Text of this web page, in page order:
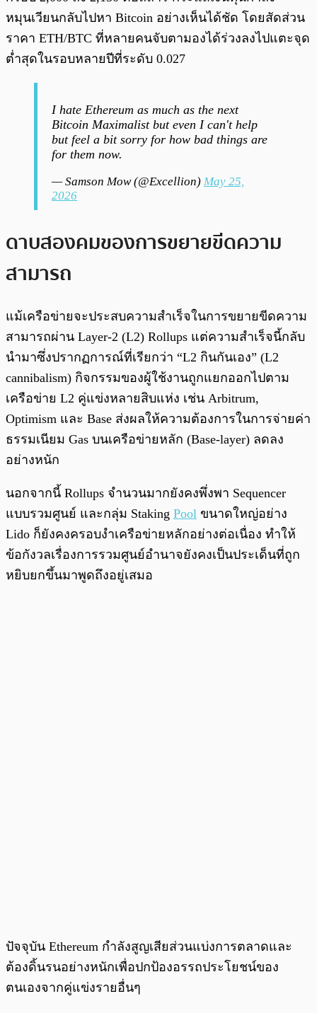
หมุนเวียนกลับไปหา Bitcoin อย่างเห็นได้ชัด โดยสัดส่วน
ราคา ETH/BTC ที่หลายคนจับตามองได้ร่วงลงไปแตะจุด
ต่ำสุดในรอบหลายปีที่ระดับ 0.027
I hate Ethereum as much as the next
Bitcoin Maximalist but even I can't help
but feel a bit sorry for how bad things are
for them now.
— Samson Mow (@Excellion) May 25,
2026
ดาบสองคมของการขยายขีดความ
สามารถ
แม้เครือข่ายจะประสบความสำเร็จในการขยายขีดความ
สามารถผ่าน Layer-2 (L2) Rollups แต่ความสำเร็จนี้กลับ
นำมาซึ่งปรากฏการณ์ที่เรียกว่า “L2 กินกันเอง” (L2
cannibalism) กิจกรรมของผู้ใช้งานถูกแยกออกไปตาม
เครือข่าย L2 คู่แข่งหลายสิบแห่ง เช่น Arbitrum,
Optimism และ Base ส่งผลให้ความต้องการในการจ่ายค่า
ธรรมเนียม Gas บนเครือข่ายหลัก (Base-layer) ลดลง
อย่างหนัก
นอกจากนี้ Rollups จำนวนมากยังคงพึ่งพา Sequencer
แบบรวมศูนย์ และกลุ่ม Staking Pool ขนาดใหญ่อย่าง
Lido ก็ยังคงครอบงำเครือข่ายหลักอย่างต่อเนื่อง ทำให้
ข้อกังวลเรื่องการรวมศูนย์อำนาจยังคงเป็นประเด็นที่ถูก
หยิบยกขึ้นมาพูดถึงอยู่เสมอ
ปัจจุบัน Ethereum กำลังสูญเสียส่วนแบ่งการตลาดและ
ต้องดิ้นรนอย่างหนักเพื่อปกป้องอรรถประโยชน์ของ
ตนเองจากคู่แข่งรายอื่นๆ